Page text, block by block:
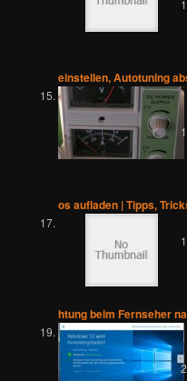
einstellen, Autotuning
os aufladen | Tipps,
htung beim Fernseher